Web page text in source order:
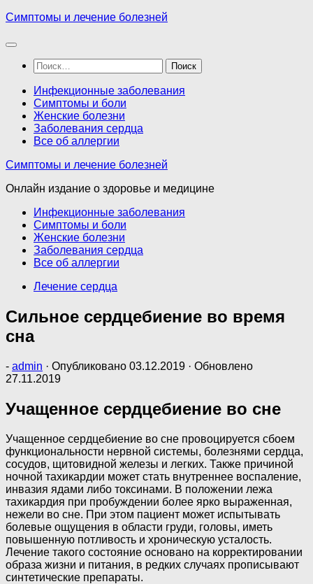
Перейти
содержимому
Симптомы и лечение болезней
Найти:
Инфекционные заболевания
Симптомы и боли
Женские болезни
Заболевания сердца
Все об аллергии
Симптомы и лечение болезней
Онлайн издание о здоровье и медицине
Инфекционные заболевания
Симптомы и боли
Женские болезни
Заболевания сердца
Все об аллергии
Лечение сердца
Сильное сердцебиение во время
сна
- admin · Опубликовано 03.12.2019 · Обновлено
27.11.2019
Учащенное сердцебиение во сне
Учащенное сердцебиение во сне провоцируется сбоем
функциональности нервной системы, болезнями сердца,
сосудов, щитовидной железы и легких. Также причиной
ночной тахикардии может стать внутреннее воспаление,
инвазия ядами либо токсинами. В положении лежа
тахикардия при пробуждении более ярко выраженная,
нежели во сне. При этом пациент может испытывать
болевые ощущения в области груди, головы, иметь
повышенную потливость и хроническую усталость.
Лечение такого состояние основано на корректировании
образа жизни и питания, в редких случаях прописывают
синтетические препараты.